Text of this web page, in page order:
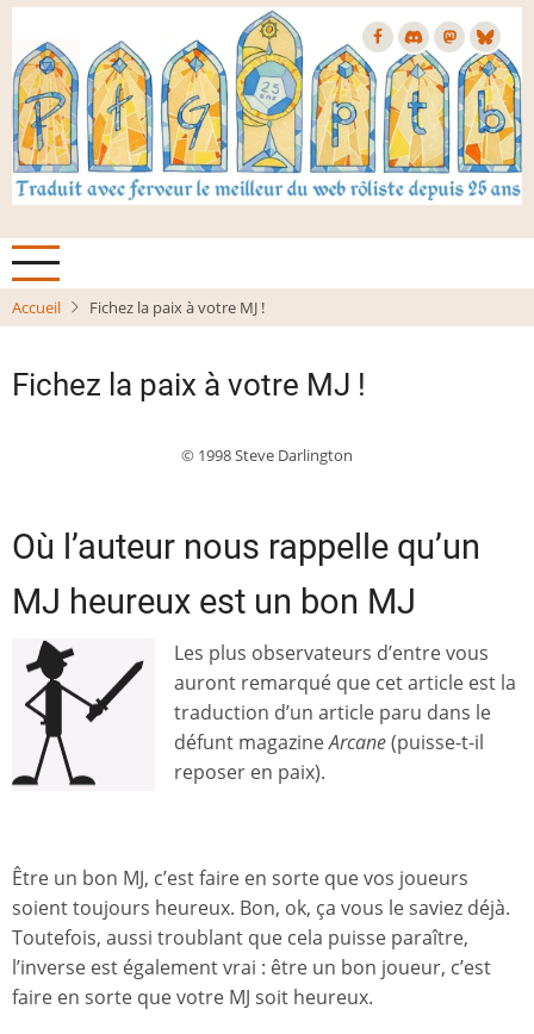
Aller
contenu
principal
Accueil Fichez la paix à votre MJ !
Fichez la paix à votre MJ !
© 1998 Steve Darlington
Où l’auteur nous rappelle qu’un
MJ heureux est un bon MJ
Les plus observateurs d’entre vous
auront remarqué que cet article est la
traduction d’un article paru dans le
défunt magazineArcane(puisse-t-il
reposer en paix).
Être un bon MJ, c’est faire en sorte que vos joueurs
soient toujours heureux. Bon, ok, ça vous le saviez déjà.
Toutefois, aussi troublant que cela puisse paraître,
l’inverse est également vrai : être un bon joueur, c’est
faire en sorte que votre MJ soit heureux.